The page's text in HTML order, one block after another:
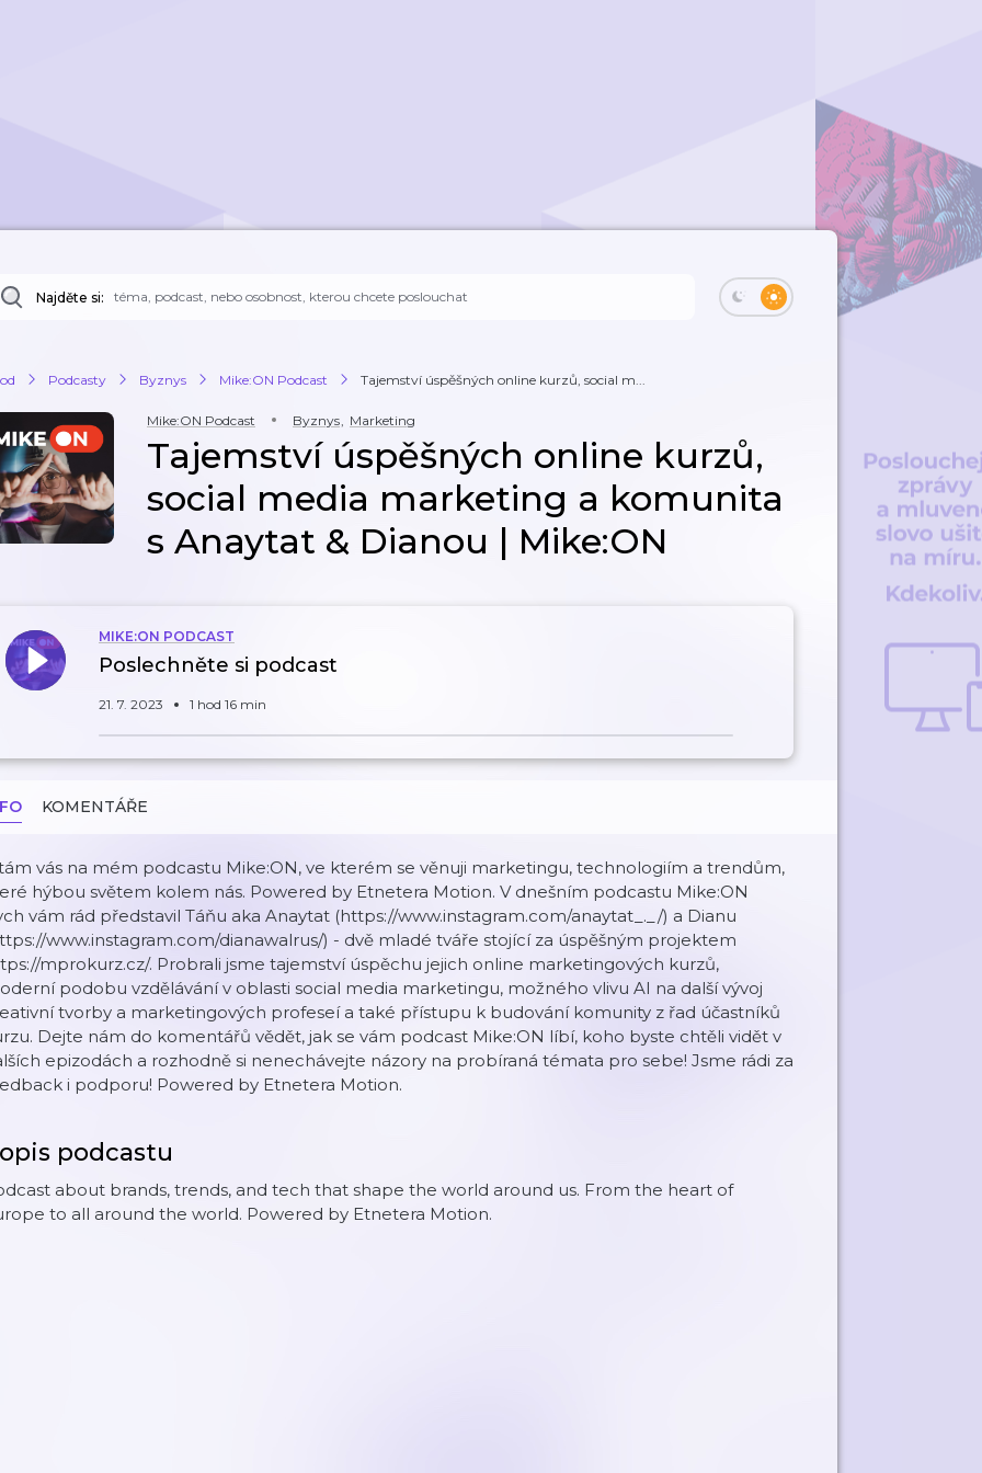
Najděte si:
Podcasty Byznys Mike:ON Podcast Tajemství úspěšných online kurzů, social m...
Mike:ON Podcast Byznys, Marketing
Tajemství úspěšných online kurzů,
social media marketing a komunita
s Anaytat & Dianou | Mike:ON
MIKE:ON PODCAST
Poslechněte si podcast
21. 7. 2023 1 hod 16 min
KOMENTÁŘE
vás na mém podcastu Mike:ON, ve kterém se věnuji marketingu, technologiím a trendům,
hýbou světem kolem nás. Powered by Etnetera Motion. V dnešním podcastu Mike:ON
vám rád představil Táňu aka Anaytat (https://www.instagram.com/anaytat_._/) a Dianu
www.instagram.com/dianawalrus/) - dvě mladé tváře stojící za úspěšným projektem
mprokurz.cz/. Probrali jsme tajemství úspěchu jejich online marketingových kurzů,
podobu vzdělávání v oblasti social media marketingu, možného vlivu AI na další vývoj
tvorby a marketingových profeseí a také přístupu k budování komunity z řad účastníků
Dejte nám do komentářů vědět, jak se vám podcast Mike:ON líbí, koho byste chtěli vidět v
epizodách a rozhodně si nenechávejte názory na probíraná témata pro sebe! Jsme rádi za
i podporu! Powered by Etnetera Motion.
podcastu
about brands, trends, and tech that shape the world around us. From the heart of
to all around the world. Powered by Etnetera Motion.